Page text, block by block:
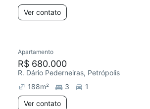
Ver contato
Apartamento
R$ 680.000
R. Dário Pederneiras, Petrópolis
188m² 3
1
Ver contato